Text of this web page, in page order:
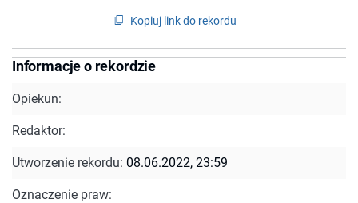
Kopiuj link do rekordu
Informacje o rekordzie
Opiekun:
Redaktor:
Utworzenie rekordu: 08.06.2022, 23:59
Oznaczenie praw: